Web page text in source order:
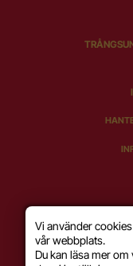
Vi använder
vår webbplats.
Du kan läsa mer